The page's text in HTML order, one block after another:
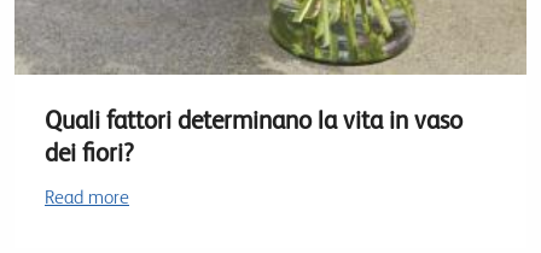
Quali fattori determinano la vita in vaso
dei fiori?
Read more